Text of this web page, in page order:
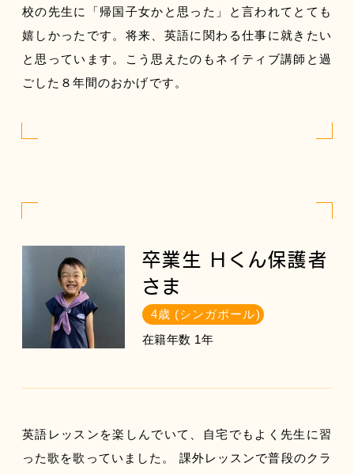
校の先生に「帰国子女かと思った」と言われてとても
嬉しかったです。将来、英語に関わる仕事に就きたい
と思っています。こう思えたのもネイティブ講師と過
ごした８年間のおかげです。
卒業生 Hくん保護者
さま
4歳 (シンガポール)
在籍年数 1年
英語レッスンを楽しんでいて、自宅でもよく先生に習
った歌を歌っていました。 課外レッスンで普段のクラ